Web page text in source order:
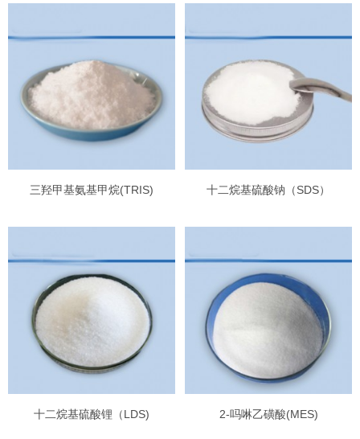
三羟甲基氨基甲烷(TRIS) 十二烷基硫酸钠（SDS）
十二烷基硫酸锂（LDS) 2-吗啉乙磺酸(MES)